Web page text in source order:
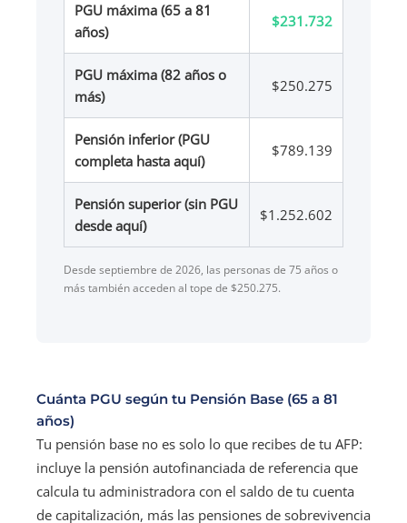
PGU máxima (65 a 81
años)
$231.732
PGU máxima (82 años o
más)
$250.275
Pensión inferior (PGU
completa hasta aquí)
$789.139
Pensión superior (sin PGU
desde aquí)
$1.252.602
Desde septiembre de 2026, las personas de 75 años o
más también acceden al tope de $250.275.
Cuánta PGU según tu Pensión Base (65 a 81
años)
Tu pensión base no es solo lo que recibes de tu AFP:
incluye la pensión autofinanciada de referencia que
calcula tu administradora con el saldo de tu cuenta
de capitalización, más las pensiones de sobrevivencia